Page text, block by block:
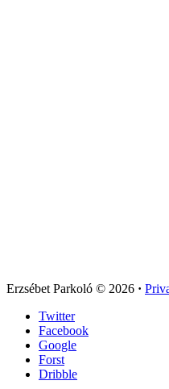
Erzsébet Parkoló © 2026 ·
Twitter
Facebook
Google
Forst
Dribble